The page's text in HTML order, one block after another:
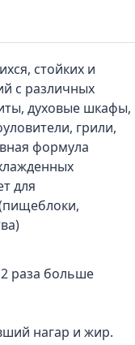
стойких и
с различных
духовые шкафы,
грили,
формула
для
раза больше
нагар и жир.